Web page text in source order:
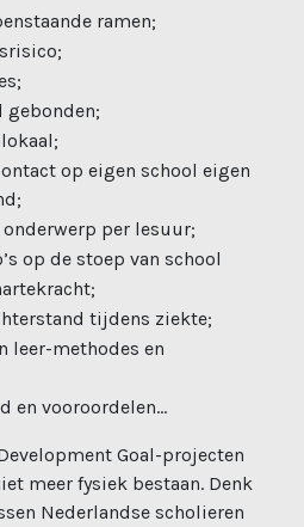
ramen;
gebonden;
op eigen school eigen
per lesuur;
op de stoep van school
tijdens ziekte;
leer-methodes en
en vooroordelen...
Goal-projecten
meer fysiek bestaan. Denk
Nederlandse scholieren